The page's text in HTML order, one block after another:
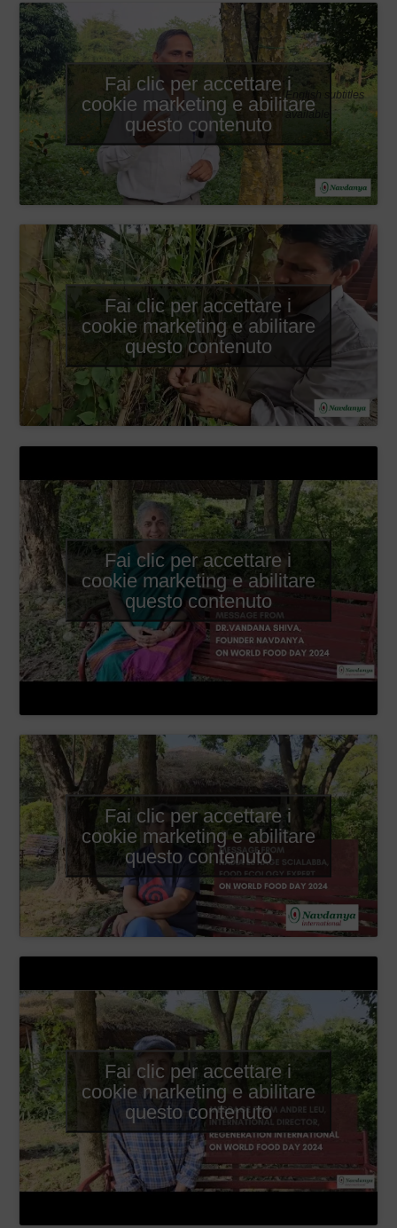
English subtitles
available
Fai clic per accettare i
cookie marketing e abilitare
questo contenuto
Fai clic per accettare i
cookie marketing e abilitare
questo contenuto
Fai clic per accettare i
cookie marketing e abilitare
questo contenuto
Fai clic per accettare i
cookie marketing e abilitare
questo contenuto
Fai clic per accettare i
cookie marketing e abilitare
questo contenuto